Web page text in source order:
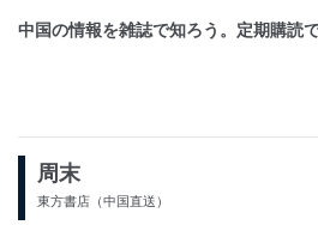
中国の情報を雑誌で知ろう。定期購読
周末
東方書店（中国直送）